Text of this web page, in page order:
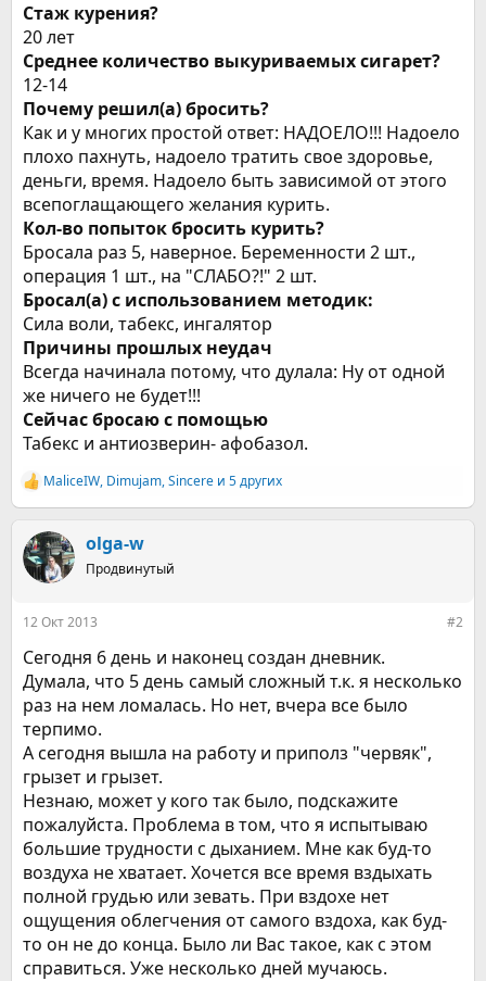
Стаж курения?
20 лет
Среднее количество выкуриваемых сигарет?
12-14
Почему решил(а) бросить?
Как и у многих простой ответ: НАДОЕЛО!!! Надоело
плохо пахнуть, надоело тратить свое здоровье,
деньги, время. Надоело быть зависимой от этого
всепоглащающего желания курить.
Кол-во попыток бросить курить?
Бросала раз 5, наверное. Беременности 2 шт.,
операция 1 шт., на "СЛАБО?!" 2 шт.
Бросал(а) с использованием методик:
Сила воли, табекс, ингалятор
Причины прошлых неудач
Всегда начинала потому, что дулала: Ну от одной
же ничего не будет!!!
Сейчас бросаю с помощью
Табекс и антиозверин- афобазол.
Р
е
к
ц
и
MaliceIW, Dimujam,Sincere и 5 других
olga-w
Продвинутый
12 Окт 2013 #2
Сегодня 6 день и наконец создан дневник.
Думала, что 5 день самый сложный т.к. я несколько
раз на нем ломалась. Но нет, вчера все было
терпимо.
А сегодня вышла на работу и приполз "червяк",
грызет и грызет.
Незнаю, может у кого так было, подскажите
пожалуйста. Проблема в том, что я испытываю
большие трудности с дыханием. Мне как буд-то
воздуха не хватает. Хочется все время вздыхать
полной грудью или зевать. При вздохе нет
ощущения облегчения от самого вздоха, как буд-
то он не до конца. Было ли Вас такое, как с этом
справиться. Уже несколько дней мучаюсь.